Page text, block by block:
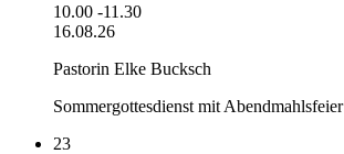
10.00 -11.30
16.08.26
Pastorin Elke Bucksch
Sommergottesdienst mit Abendmahlsfeier
23